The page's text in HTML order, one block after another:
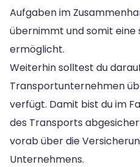
Aufgaben im
übernimmt und somit
ermöglicht.
Weiterhin solltest du
Transportunternehmen
verfügt. Damit bist du im
des Transports
vorab über die
Unternehmens.